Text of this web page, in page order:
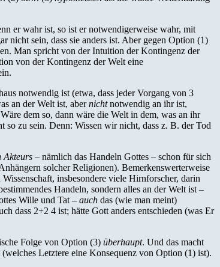
er wahr ist, so ist er notwendigerweise wahr, mit
nicht sein, dass sie anders ist. Aber gegen Option (1)
Man spricht von der Intuition der Kontingenz der
von der Kontingenz der Welt eine
notwendig ist (etwa, dass jeder Vorgang von 3
an der Welt ist, abernichtnotwendig an ihr ist,
dem so, dann wäre die Welt in dem, was an ihr
zu sein. Denn: Wissen wir nicht, dass z. B. der Tod
Akteurs – nämlich das Handeln Gottes – schon für sich
solcher Religionen). Bemerkenswerterweise
insbesondere viele Hirnforscher, darin
Handeln, sondern alles an der Welt ist –
Wille und Tat – auch das (wie man meint)
dass 2+2 4 ist; hätte Gott anders entschieden (was Er
Folge von Option (3) überhaupt. Und das macht
Letztere eine Konsequenz von Option (1) ist).